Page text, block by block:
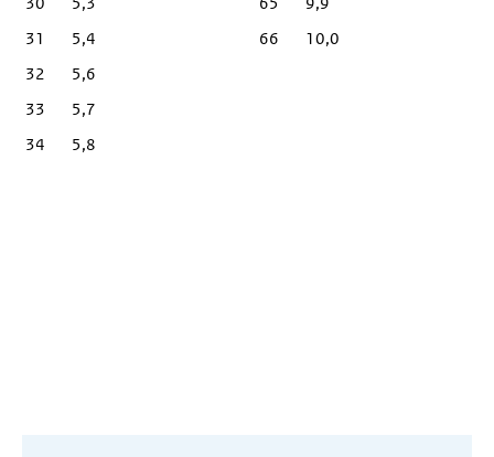
31
5,4
32
5,6
33
5,7
34
5,8
66
10,0